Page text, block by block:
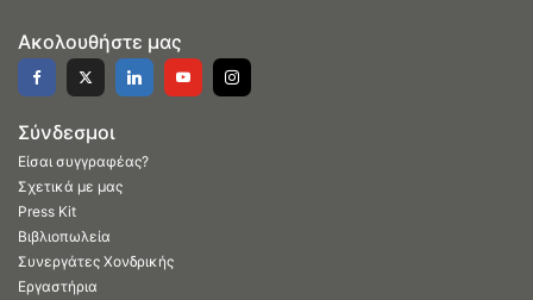
Ακολουθήστε μας
Σύνδεσμοι
Είσαι συγγραφέας?
Σχετικά με μας
Press Kit
Βιβλιοπωλεία
Συνεργάτες Χονδρικής
Εργαστήρια